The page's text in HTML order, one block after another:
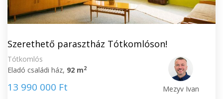
Szerethető parasztház Tótkomlóson!
Tótkomlós
Eladó családi ház, 92 m2
13 990 000 Ft Mezyv Ivan